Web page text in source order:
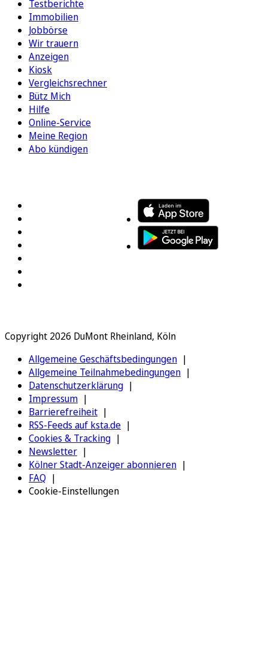
Testberichte
Immobilien
Jobbörse
Wir trauern
Anzeigen
Kiosk
Vergleichsrechner
Bütz Mich
Hilfe
Online-Service
Meine Region
Abo kündigen
Copyright 2026 DuMont Rheinland, Köln
Allgemeine Geschäftsbedingungen
Allgemeine Teilnahmebedingungen
Datenschutzerklärung
Impressum
Barrierefreiheit
RSS-Feeds auf ksta.de
Cookies & Tracking
Newsletter
Kölner Stadt-Anzeiger abonnieren
FAQ
Cookie-Einstellungen